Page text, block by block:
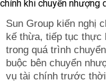
Sun Group kiến nghị
kế thừa, tiếp tục thực
trong quá trình
buộc bên chuyển
vụ tài chính trước